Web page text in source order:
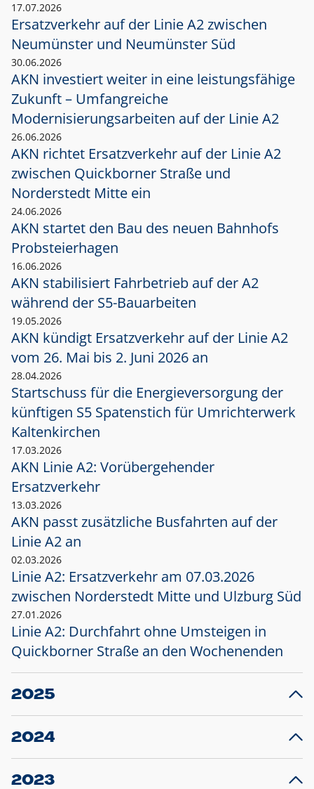
17.07.2026
Ersatzverkehr auf der Linie A2 zwischen
Neumünster und Neumünster Süd
30.06.2026
AKN investiert weiter in eine leistungsfähige
Zukunft – Umfangreiche
Modernisierungsarbeiten auf der Linie A2
26.06.2026
AKN richtet Ersatzverkehr auf der Linie A2
zwischen Quickborner Straße und
Norderstedt Mitte ein
24.06.2026
AKN startet den Bau des neuen Bahnhofs
Probsteierhagen
16.06.2026
AKN stabilisiert Fahrbetrieb auf der A2
während der S5-Bauarbeiten
19.05.2026
AKN kündigt Ersatzverkehr auf der Linie A2
vom 26. Mai bis 2. Juni 2026 an
28.04.2026
Startschuss für die Energieversorgung der
künftigen S5 Spatenstich für Umrichterwerk
Kaltenkirchen
17.03.2026
AKN Linie A2: Vorübergehender
Ersatzverkehr
13.03.2026
AKN passt zusätzliche Busfahrten auf der
Linie A2 an
02.03.2026
Linie A2: Ersatzverkehr am 07.03.2026
zwischen Norderstedt Mitte und Ulzburg Süd
27.01.2026
Linie A2: Durchfahrt ohne Umsteigen in
Quickborner Straße an den Wochenenden
2025
23.12.2025
Projekt S5: Start der Bauarbeiten am
2024
10.12.2024
Großprojekt S5: Sperrung der Bahnstraße in
2023